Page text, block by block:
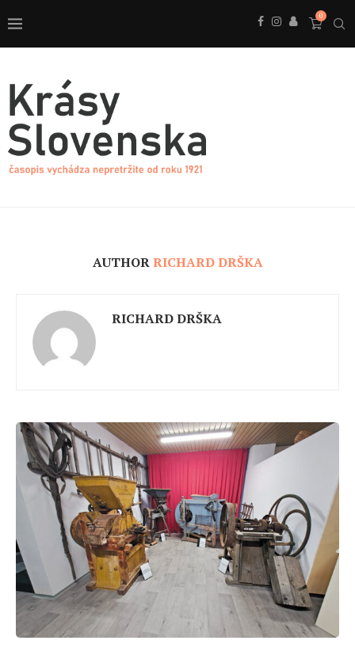
0
AUTHORRICHARD DRŠKA
RICHARD DRŠKA